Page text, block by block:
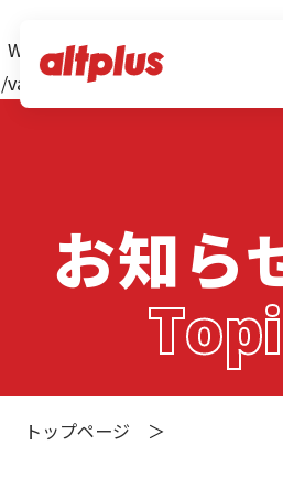
Warning: Attempt to read
/var/www/web/app/themes/
お知ら
トップページ ＞